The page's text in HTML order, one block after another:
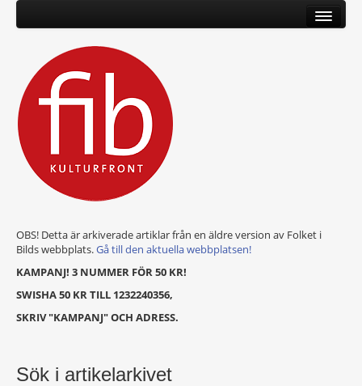
OBS! Detta är arkiverade artiklar från en äldre version av Folket i
Bilds webbplats.Gå till den aktuella webbplatsen!
KAMPANJ! 3 NUMMER FÖR 50 KR!
SWISHA 50 KR TILL 1232240356,
SKRIV "KAMPANJ" OCH ADRESS.
Sök i artikelarkivet